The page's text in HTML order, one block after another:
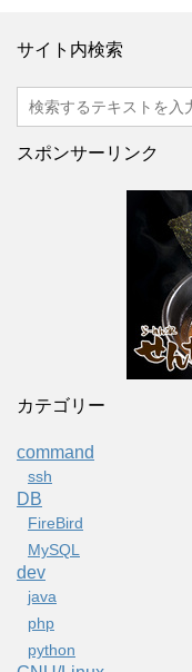
サイト内検索
スポンサーリンク
カテゴリー
command
ssh
DB
FireBird
MySQL
dev
java
php
python